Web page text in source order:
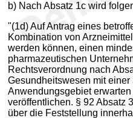
b) Nach Absatz 1c wird
"(1d) Auf Antrag eines
Kombination von
werden können, einen
pharmazeutischen
Rechtsverordnung nach
Gesundheitswesen mit
Anwendungsgebiet
veröffentlichen. § 92 Absatz
über die Feststellung